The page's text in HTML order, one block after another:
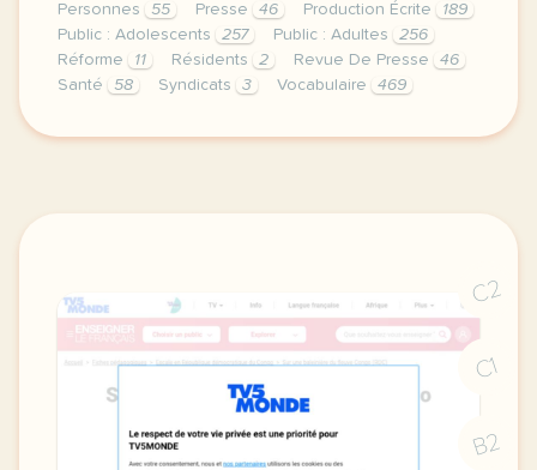
Personnes
55 Presse 46 Production Écrite
189
Public : Adolescents
257 Public : Adultes
256
Réforme
11 Résidents 2 Revue De Presse
46
Santé
58 Syndicats 3 Vocabulaire 469
ces deux articles de presse proposent un bilan
C2
C1
B2